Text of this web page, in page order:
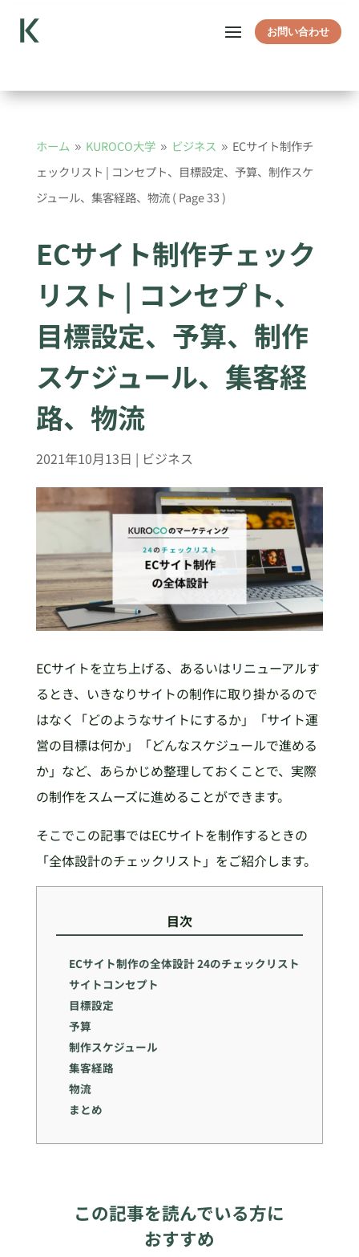
お問い合わせ
ホーム 9 KUROCO大学 9 ビジネス 9 ECサイト制作チ
ェックリスト | コンセプト、目標設定、予算、制作スケ
ジュール、集客経路、物流( Page 33 )
ECサイト制作チェック
リスト | コンセプト、
目標設定、予算、制作
スケジュール、集客経
路、物流
2021年10月13日 | ビジネス
ECサイトを立ち上げる、あるいはリニューアルす
るとき、いきなりサイトの制作に取り掛かるので
はなく「どのようなサイトにするか」「サイト運
営の目標は何か」「どんなスケジュールで進める
か」など、あらかじめ整理しておくことで、実際
の制作をスムーズに進めることができます。
そこでこの記事ではECサイトを制作するときの
「全体設計のチェックリスト」をご紹介します。
目次
ECサイト制作の全体設計 24のチェックリスト
サイトコンセプト
目標設定
予算
制作スケジュール
集客経路
物流
まとめ
この記事を読んでいる方に
おすすめ